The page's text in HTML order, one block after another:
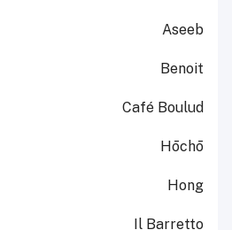
Aseeb
Benoit
Café Boulud
Hōchō
Hong
Il Barretto